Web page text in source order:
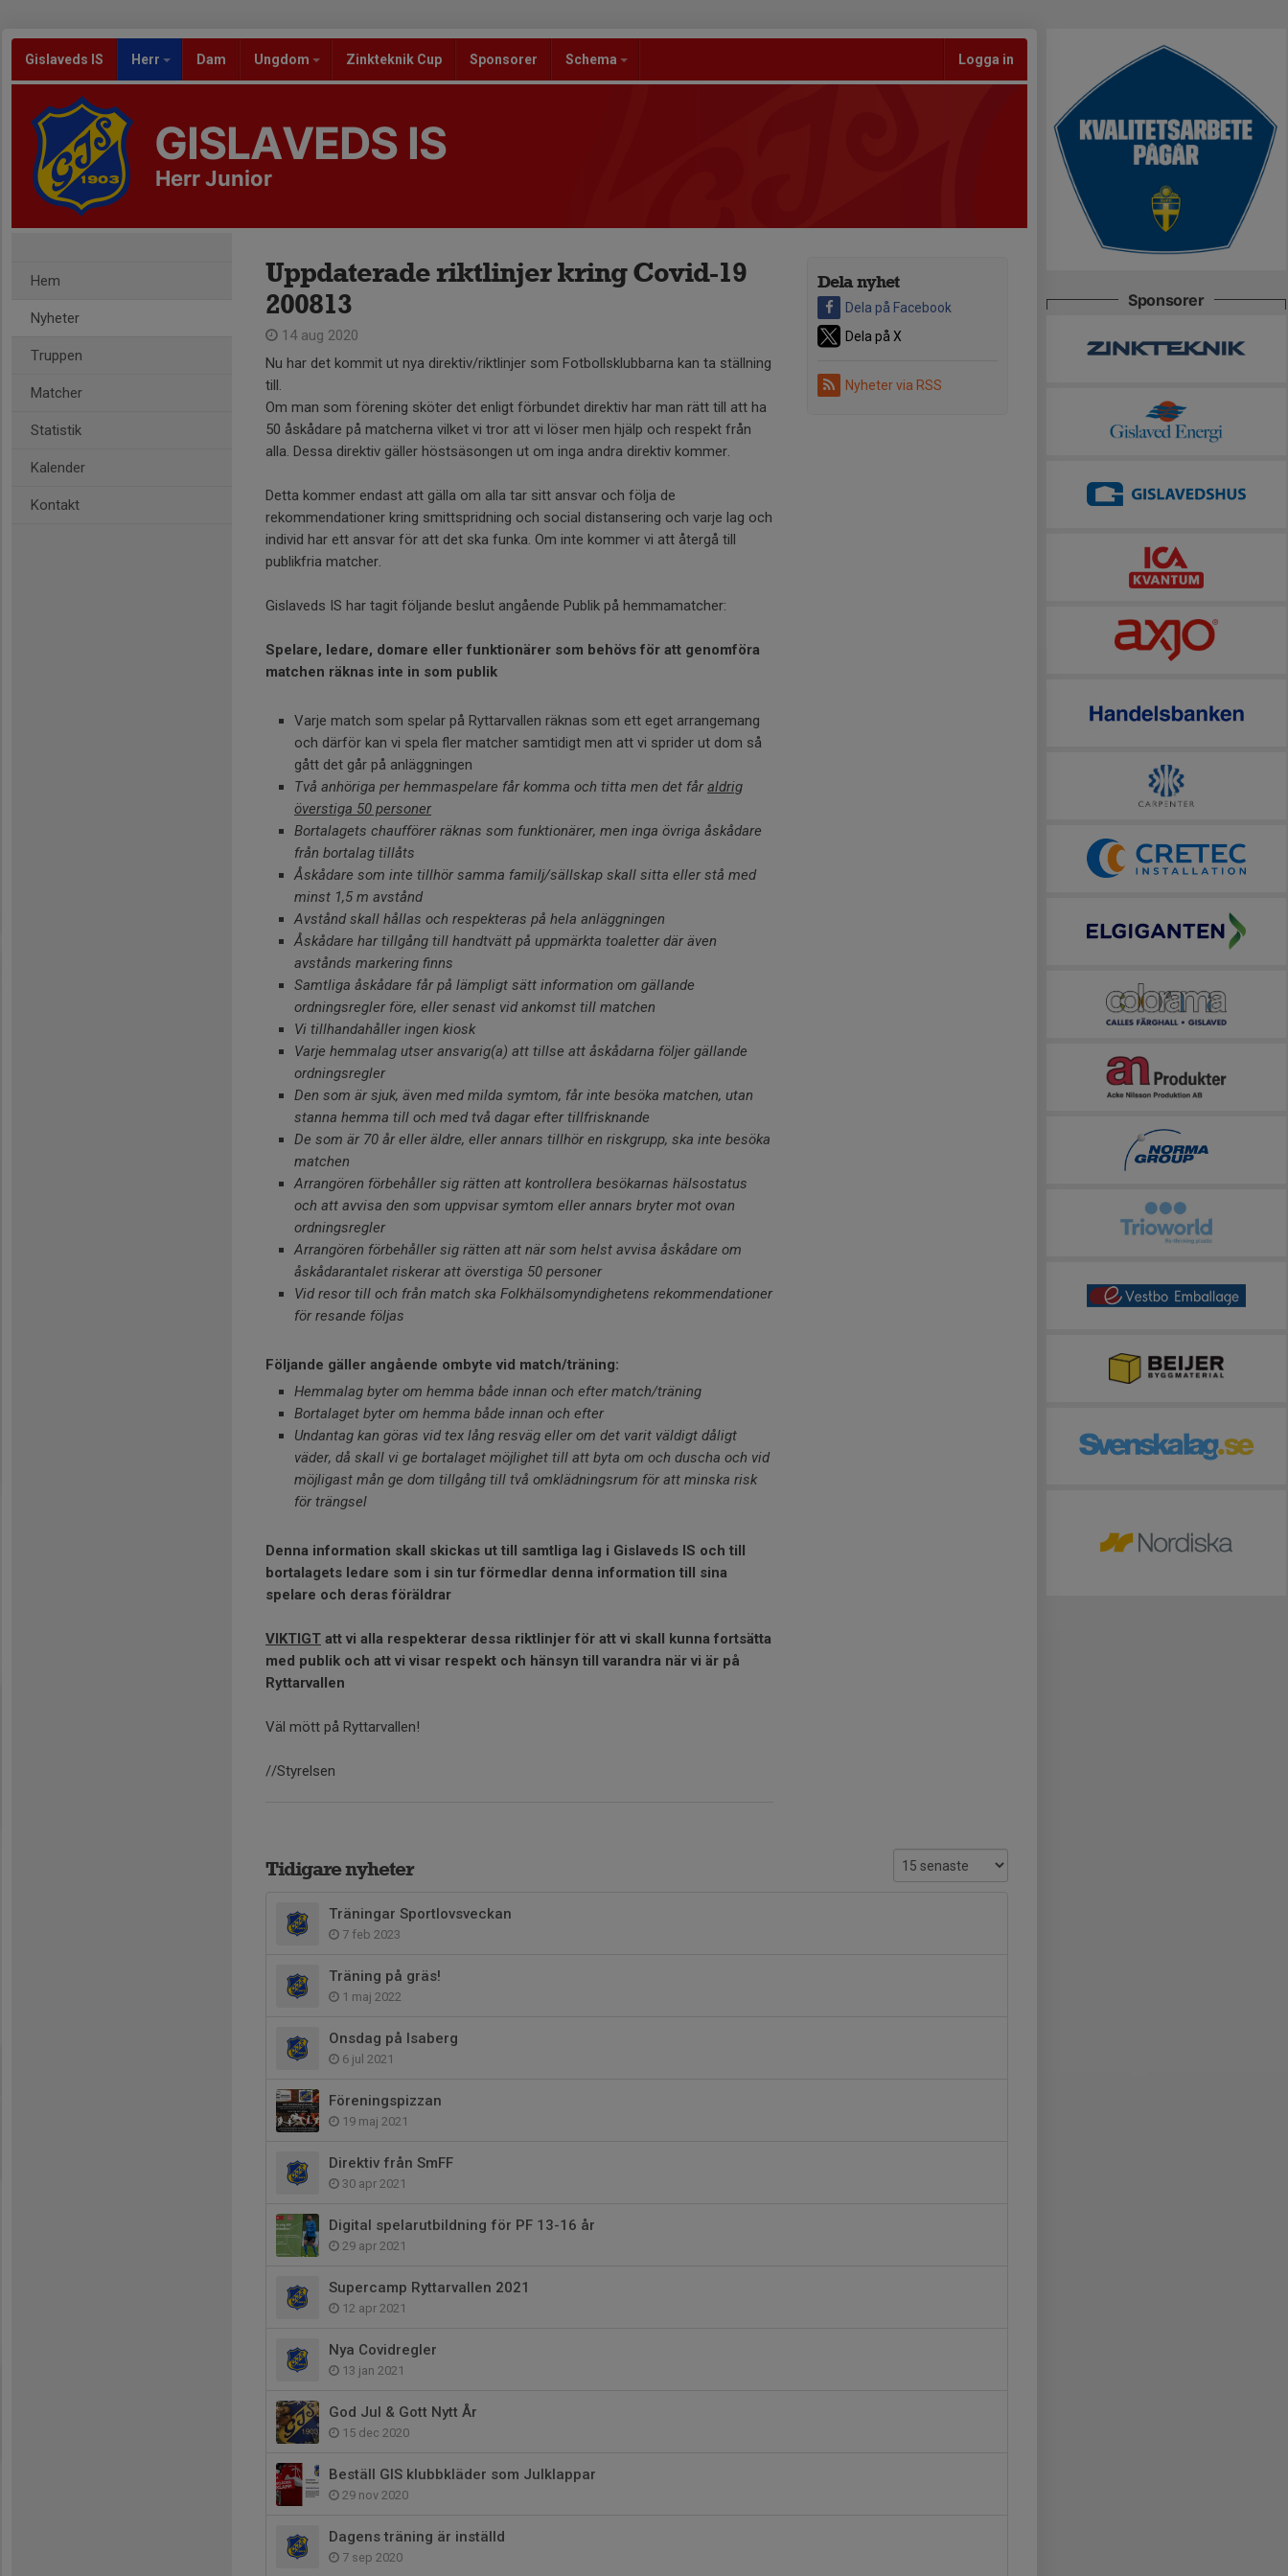
Gislaveds IS Herr Dam Ungdom Zinkteknik Cup Sponsorer Schema Logga in
GISLAVEDS IS
Herr Junior
Hem
Nyheter
Truppen
Matcher
Statistik
Kalender
Kontakt
Dela nyhet
Dela på Facebook
Dela på X
Nyheter via RSS
Uppdaterade riktlinjer kring Covid-19
200813
14 aug 2020
Nu har det kommit ut nya direktiv/riktlinjer som Fotbollsklubbarna kan ta ställning
till.
Om man som förening sköter det enligt förbundet direktiv har man rätt till att ha
50 åskådare på matcherna vilket vi tror att vi löser men hjälp och respekt från
alla. Dessa direktiv gäller höstsäsongen ut om inga andra direktiv kommer.
Detta kommer endast att gälla om alla tar sitt ansvar och följa de
rekommendationer kring smittspridning och social distansering och varje lag och
individ har ett ansvar för att det ska funka. Om inte kommer vi att återgå till
publikfria matcher.
Gislaveds IS har tagit följande beslut angående Publik på hemmamatcher:
Spelare, ledare, domare eller funktionärer som behövs för att genomföra
matchen räknas inte in som publik
Varje match som spelar på Ryttarvallen räknas som ett eget arrangemang
och därför kan vi spela fler matcher samtidigt men att vi sprider ut dom så
gått det går på anläggningen
Två anhöriga per hemmaspelare får komma och titta men det får aldrig
överstiga 50 personer
Bortalagets chaufförer räknas som funktionärer, men inga övriga åskådare
från bortalag tillåts
Åskådare som inte tillhör samma familj/sällskap skall sitta eller stå med
minst 1,5 m avstånd
Avstånd skall hållas och respekteras på hela anläggningen
Åskådare har tillgång till handtvätt på uppmärkta toaletter där även
avstånds markering finns
Samtliga åskådare får på lämpligt sätt information om gällande
ordningsregler före, eller senast vid ankomst till matchen
Vi tillhandahåller ingen kiosk
Varje hemmalag utser ansvarig(a) att tillse att åskådarna följer gällande
ordningsregler
Den som är sjuk, även med milda symtom, får inte besöka matchen, utan
stanna hemma till och med två dagar efter tillfrisknande
De som är 70 år eller äldre, eller annars tillhör en riskgrupp, ska inte besöka
matchen
Arrangören förbehåller sig rätten att kontrollera besökarnas hälsostatus
och att avvisa den som uppvisar symtom eller annars bryter mot ovan
ordningsregler
Arrangören förbehåller sig rätten att när som helst avvisa åskådare om
åskådarantalet riskerar att överstiga 50 personer
Vid resor till och från match ska Folkhälsomyndighetens rekommendationer
för resande följas
Följande gäller angående ombyte vid match/träning:
Hemmalag byter om hemma både innan och efter match/träning
Bortalaget byter om hemma både innan och efter
Undantag kan göras vid tex lång resväg eller om det varit väldigt dåligt
väder, då skall vi ge bortalaget möjlighet till att byta om och duscha och vid
möjligast mån ge dom tillgång till två omklädningsrum för att minska risk
för trängsel
Denna information skall skickas ut till samtliga lag i Gislaveds IS och till
bortalagets ledare som i sin tur förmedlar denna information till sina
spelare och deras föräldrar
VIKTIGT att vi alla respekterar dessa riktlinjer för att vi skall kunna fortsätta
med publik och att vi visar respekt och hänsyn till varandra när vi är på
Ryttarvallen
Väl mött på Ryttarvallen!
//Styrelsen
Tidigare nyheter
Träningar Sportlovsveckan
7 feb 2023
Träning på gräs!
1 maj 2022
Onsdag på Isaberg
6 jul 2021
Föreningspizzan
19 maj 2021
Direktiv från SmFF
30 apr 2021
Digital spelarutbildning för PF 13-16 år
29 apr 2021
Supercamp Ryttarvallen 2021
12 apr 2021
Nya Covidregler
13 jan 2021
God Jul & Gott Nytt År
15 dec 2020
Beställ GIS klubbkläder som Julklappar
29 nov 2020
Dagens träning är inställd
7 sep 2020
Sponsorer